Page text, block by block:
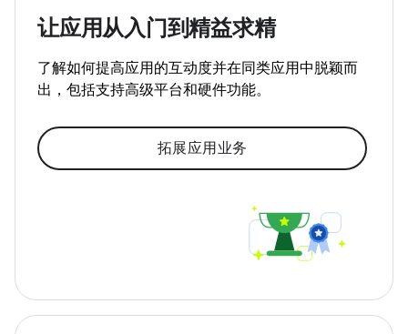
让应用从入门到精益求精
了解如何提高应用的互动度并在同类应用中脱颖而
出，包括支持高级平台和硬件功能。
拓展应用业务